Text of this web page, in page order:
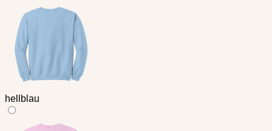
hellblau